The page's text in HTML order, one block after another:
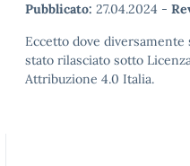
Pubblicato: 27.04.2024 -
Eccetto dove
stato rilasciato sotto
Attribuzione 4.0 Italia.